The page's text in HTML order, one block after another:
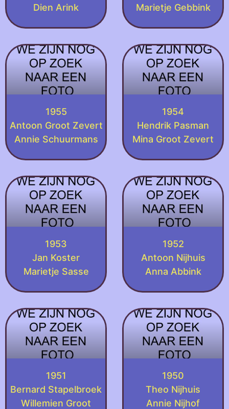
Dien Arink
Marietje Gebbink
1955
Antoon Groot Zevert
Annie Schuurmans
1954
Hendrik Pasman
Mina Groot Zevert
1953
Jan Koster
Marietje Sasse
1952
Antoon Nijhuis
Anna Abbink
1951
Bernard Stapelbroek
Willemien Groot
1950
Theo Nijhuis
Annie Nijhof